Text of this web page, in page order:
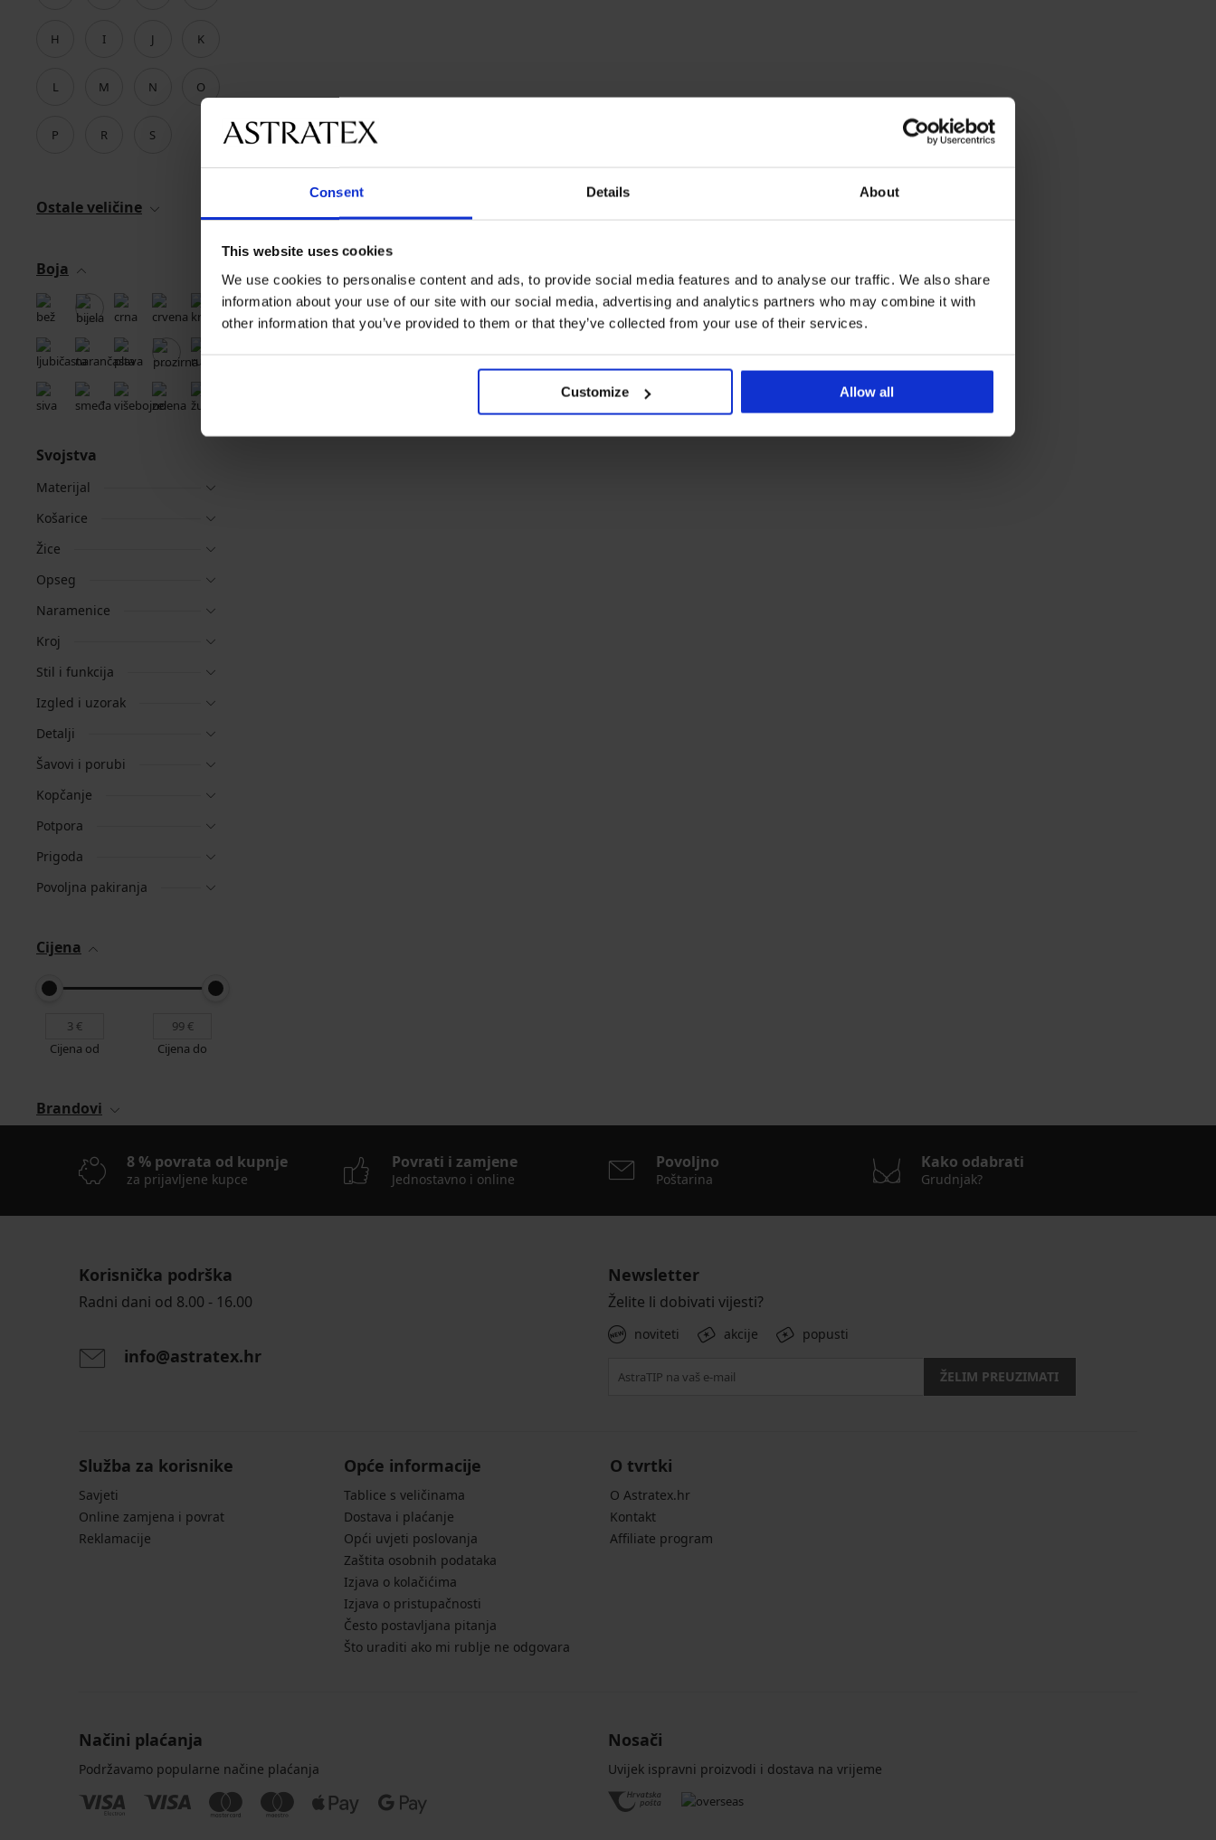
Consent Details About
This website uses cookies
We use cookies to personalise content and ads, to provide social media features and to analyse our traffic. We also share
information about your use of our site with our social media, advertising and analytics partners who may combine it with
other information that you’ve provided to them or that they’ve collected from your use of their services.
Customize Allow all
H I J K
L M N O
P R S
Ostale veličine
Boja
Svojstva
Materijal
Košarice
Žice
Opseg
Naramenice
Kroj
Stil i funkcija
Izgled i uzorak
Detalji
Šavovi i porubi
Kopčanje
Potpora
Prigoda
Povoljna pakiranja
Cijena
Cijena od Cijena do
Brandovi
8 % povrata od kupnje
za prijavljene kupce
Povrati i zamjene
Jednostavno i online
Povoljno
Poštarina
Kako odabrati
Grudnjak?
Korisnička podrška
Radni dani od 8.00 - 16.00
info@astratex.hr
Newsletter
Želite li dobivati vijesti?
noviteti akcije popusti
ŽELIM PREUZIMATI
Služba za korisnike
Savjeti
Online zamjena i povrat
Reklamacije
Opće informacije
Tablice s veličinama
Dostava i plaćanje
Opći uvjeti poslovanja
Zaštita osobnih podataka
Izjava o kolačićima
Izjava o pristupačnosti
Često postavljana pitanja
Što uraditi ako mi rublje ne odgovara
O tvrtki
O Astratex.hr
Kontakt
Affiliate program
Načini plaćanja
Podržavamo popularne načine plaćanja
Nosači
Uvijek ispravni proizvodi i dostava na vrijeme